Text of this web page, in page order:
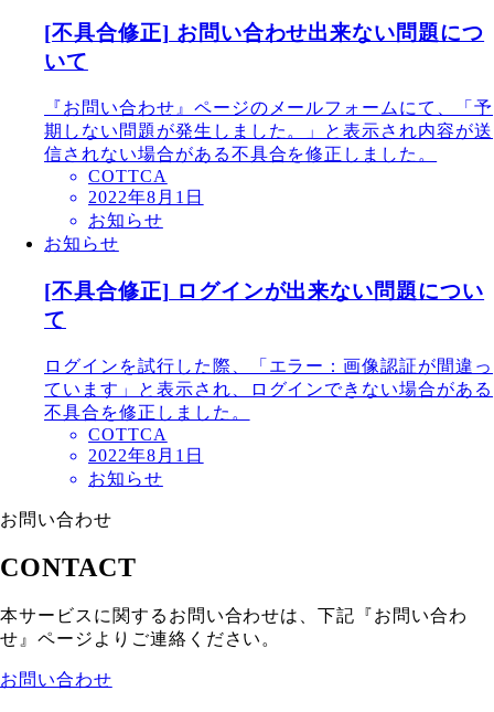
[不具合修正] お問い合わせ出来ない問題につ
いて
『お問い合わせ』ページのメールフォームにて、「予
期しない問題が発生しました。」と表示され内容が送
信されない場合がある不具合を修正しました。
COTTCA
2022年8月1日
お知らせ
お知らせ
[不具合修正] ログインが出来ない問題につい
て
ログインを試行した際、「エラー：画像認証が間違っ
ています」と表示され、ログインできない場合がある
不具合を修正しました。
COTTCA
2022年8月1日
お知らせ
お問い合わせ
CONTACT
本サービスに関するお問い合わせは、下記『お問い合わ
せ』ページよりご連絡ください。
お問い合わせ